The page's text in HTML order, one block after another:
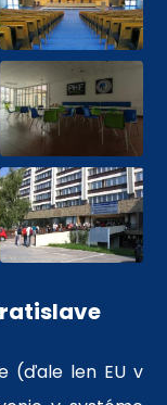
(ďale len EU v